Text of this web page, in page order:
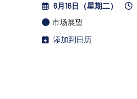
6月16日（星期二）
市场展望
添加到日历